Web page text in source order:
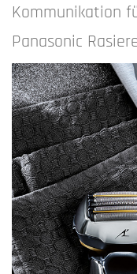
Kommunikation
Panasonic